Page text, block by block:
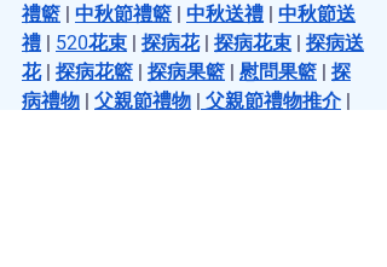
禮籃 | 中秋節禮籃 | 中秋送禮 | 中秋節送
禮 | 520花束 | 探病花 | 探病花束 | 探病送
花 | 探病花籃 | 探病果籃 | 慰問果籃 | 探
病禮物 | 父親節禮物 | 父親節禮物推介 |